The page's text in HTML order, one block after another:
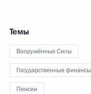
Темы
Вооружённые Силы
Государственные финансы
Пенсии